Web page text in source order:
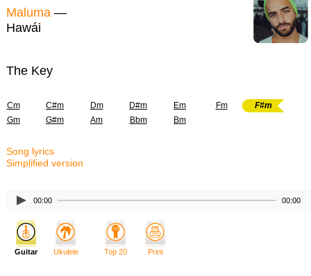
Maluma —
Hawái
The Key
Cm C#m Dm D#m Em Fm
F#m
Gm
G#m Am Bbm Bm
Song lyrics
Simplified version
00:00 00:00
Guitar Ukulele Top 20 Print